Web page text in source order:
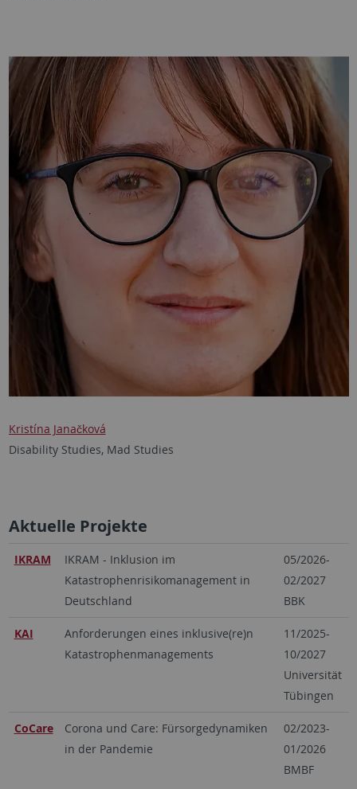
Kristína Janačková
Disability Studies, Mad Studies
Aktuelle Projekte
IKRAM
IKRAM - Inklusion im
Katastrophenrisikomanagement in
Deutschland
05/2026-
02/2027
BBK
KAI
Anforderungen eines inklusive(re)n
Katastrophenmanagements
11/2025-
10/2027
Universität
Tübingen
CoCare
Corona und Care: Fürsorgedynamiken
in der Pandemie
02/2023-
01/2026
BMBF